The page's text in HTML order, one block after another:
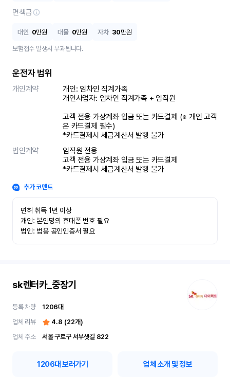
면책금
대인 0만원 대물 0만원 자차 30만원
보험접수 발생시 부과됩니다.
운전자 범위
개인계약
개인: 임차인 직계가족
개인사업자: 임차인 직계가족 + 임직원
고객 전용 가상계좌 입금 또는 카드결제 (※ 개인 고객
은 카드결제 필수)
*카드결제시 세금계산서 발행 불가
법인계약
임직원 전용
고객 전용 가상계좌 입금 또는 카드결제
*카드결제시 세금계산서 발행 불가
추가 코멘트
면허 취득 1년 이상
개인: 본인명의 휴대폰 번호 필요
법인: 범용 공인인증서 필요
sk렌터카_중장기
등록 차량 1206대
업체 리뷰
4.8 (22개)
업체 주소
서울 구로구 서부샛길 822
1206대 보러가기 업체 소개 및 정보